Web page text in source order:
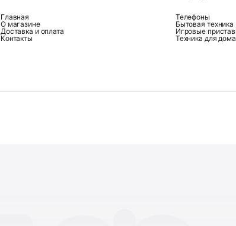
Главная
О магазине
Доставка и оплата
Контакты
Телефоны
Бытовая техника
Игровые
Техника для дома